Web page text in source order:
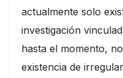
actualmente solo
investigación
hasta el momento,
existencia de